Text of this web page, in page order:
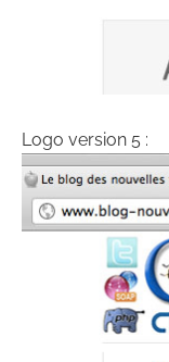
Logo version 5 :